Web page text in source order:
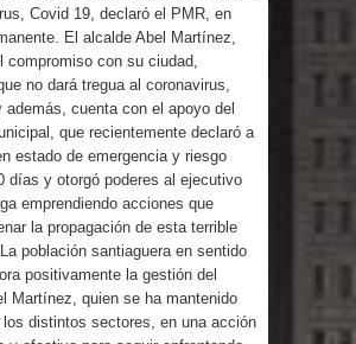
impulsan nuevas metas de
transparencia a través SISMAP
municipal
La Fiscalía de Bolivia ordena la
detención del expresidente Evo
Morales
Calor extremo para este jueves en
Covid 19, declaró el PMR, en
El alcalde Abel Martínez,
compromiso con su ciudad,
no dará tregua al coronavirus,
además, cuenta con el apoyo del
que recientemente declaró a
estado de emergencia y riesgo
días y otorgó poderes al ejecutivo
emprendiendo acciones que
la propagación de esta terrible
población santiaguera en sentido
positivamente la gestión del
Martínez, quien se ha mantenido
los distintos sectores, en una acción